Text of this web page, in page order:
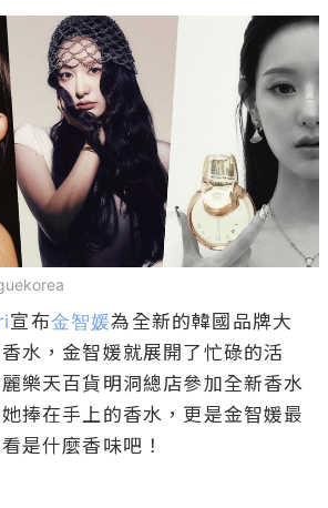
宣布金智媛為全新的韓國品牌大
水，金智媛就展開了忙碌的活
樂天百貨明洞總店參加全新香水
捧在手上的香水，更是金智媛最
是什麼香味吧！